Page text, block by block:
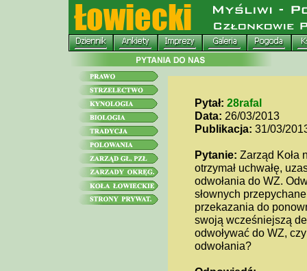
Pytał: 28rafal
Data: 26/03/2013
Publikacja: 31/03/
Pytanie: Zarząd Koła
otrzymał uchwałę,
odwołania do WZ.
słownych
przekazania do
swoją wcześniejszą
odwoływać do WZ,
odwołania?